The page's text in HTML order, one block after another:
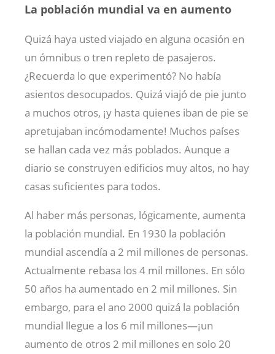
La población mundial va en aumento
Quizá haya usted viajado en alguna ocasión en
un ómnibus o tren repleto de pasajeros.
¿Recuerda lo que experimentó? No había
asientos desocupados. Quizá viajó de pie junto
a muchos otros, ¡y hasta quienes iban de pie se
apretujaban incómodamente! Muchos países
se hallan cada vez más poblados. Aunque a
diario se construyen edificios muy altos, no hay
casas suficientes para todos.
Al haber más personas, lógicamente, aumenta
la población mundial. En 1930 la población
mundial ascendía a 2 mil millones de personas.
Actualmente rebasa los 4 mil millones. En sólo
50 años ha aumentado en 2 mil millones. Sin
embargo, para el ano 2000 quizá la población
mundial llegue a los 6 mil millones—¡un
aumento de otros 2 mil millones en solo 20